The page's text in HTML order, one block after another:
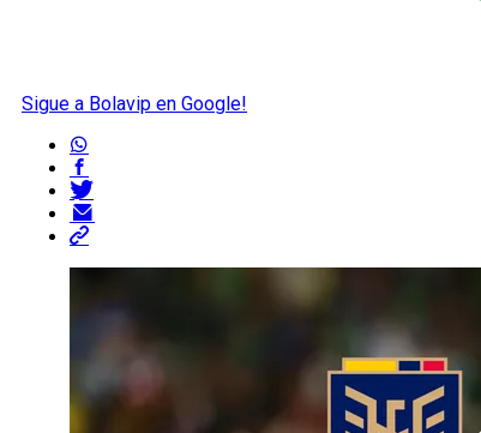
Sigue a Bolavip en Google!